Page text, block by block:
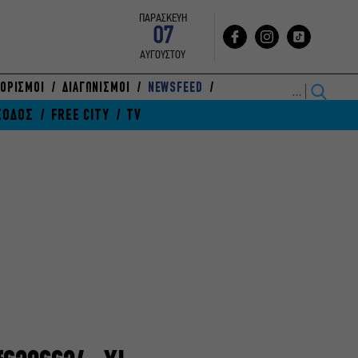
ΠΑΡΑΣΚΕΥΗ
07
ΑΥΓΟΥΣΤΟΥ
ΔΙΑΓΩΝΙΣΜΟΙ NEWSFEED
FREE CITY TV